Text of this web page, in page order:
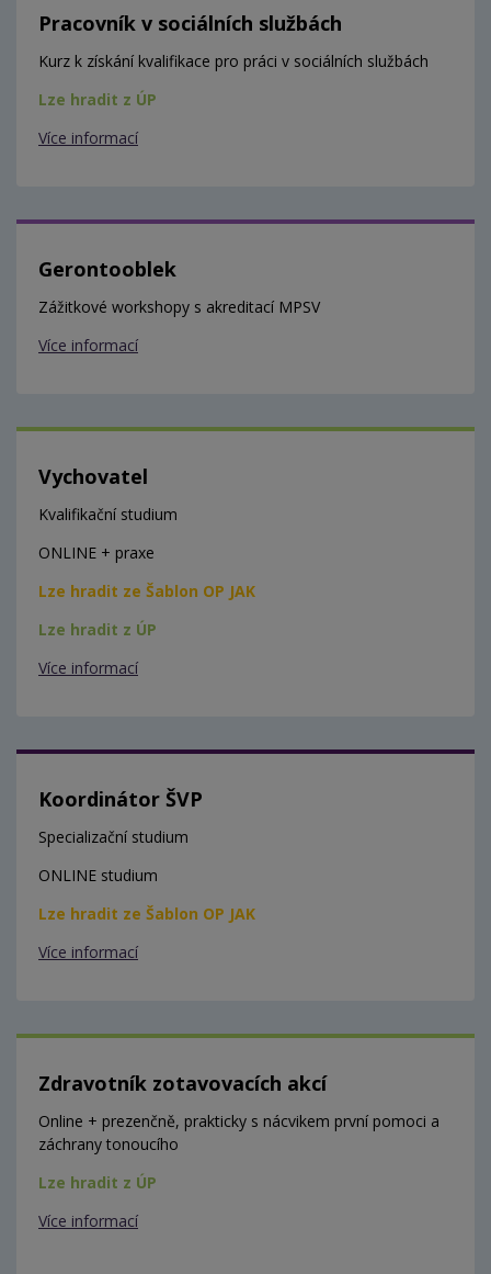
Pracovník v sociálních službách
Kurz k získání kvalifikace pro práci v sociálních službách
Lze hradit z ÚP
Více informací
Gerontooblek
Zážitkové workshopy s akreditací MPSV
Více informací
Vychovatel
Kvalifikační studium
ONLINE + praxe
Lze hradit ze Šablon OP JAK
Lze hradit z ÚP
Více informací
Koordinátor ŠVP
Specializační studium
ONLINE studium
Lze hradit ze Šablon OP JAK
Více informací
Zdravotník zotavovacích akcí
Online + prezenčně, prakticky s nácvikem první pomoci a
záchrany tonoucího
Lze hradit z ÚP
Více informací